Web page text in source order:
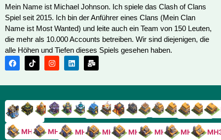
Mein Name ist Michael Johnson. Ich spiele das Clash of Clans
Spiel seit 2015. Ich bin der Anführer eines Clans (Mein Clan
Name ist Most Wanted) und leite auch ein Team von 150 Leuten,
die mehr als 10.000 Accounts betreiben. Wir sind diejenigen, die
alle Höhen und Tiefen dieses Spiels gesehen haben.
RH18RH17RH16RH15RH14RH13RH12RH11RH10RH9RH8RH7RH6RH5RH4
MH10 MH9 MH8 MH7 MH6 MH5 MH4